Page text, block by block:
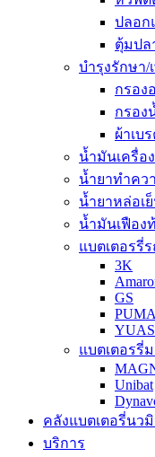
ปลอก
ตุ้มปล
บำรุงรักษา
กรอง
กรอง
ผ้าเบ
น้ำมันเครื่อง
น้ำยาทำคว
น้ำยาหล่อเ
น้ำมันเฟือง
แบตเตอรรี่
3K
GS
แบตเตอรรี่
Unibat
คลังแบตเตอรี่นว
บริการ